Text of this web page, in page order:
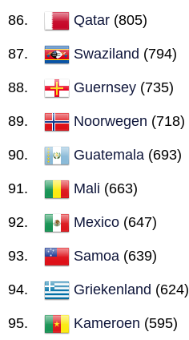
Qatar (805)
Swaziland (794)
Guernsey (735)
Noorwegen (718)
Guatemala (693)
Mali (663)
Mexico (647)
Samoa (639)
Griekenland (624)
Kameroen (595)